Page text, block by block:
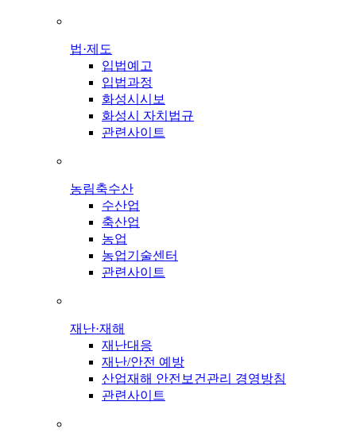
법·제도
입법예고
입법과정
화성시시보
화성시 자치법규
관련사이트
농림축수산
수산업
축산업
농업
농업기술센터
관련사이트
재난·재해
재난대응
재난/안전 예방
산업재해 안전보건관리 경영방침
관련사이트